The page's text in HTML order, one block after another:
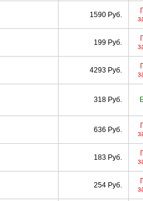
1590 Руб.
199 Руб.
4293 Руб.
318 Руб.
636 Руб.
183 Руб.
254 Руб.